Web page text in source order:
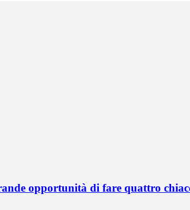
opportunità di fare quattro